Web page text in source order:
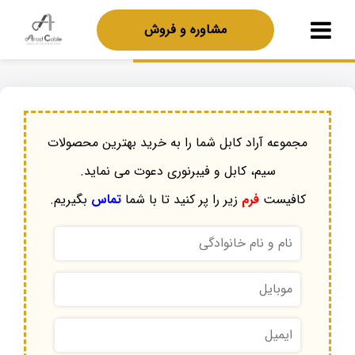
مشاوره و فروش
مجموعه آراد کابل شما را به خرید بهترین محصولات
سیم، کابل و فیبرنوری دعوت می نماید.
کافیستفرم زیر را پر کنید تا با شماتماس بگیریم.